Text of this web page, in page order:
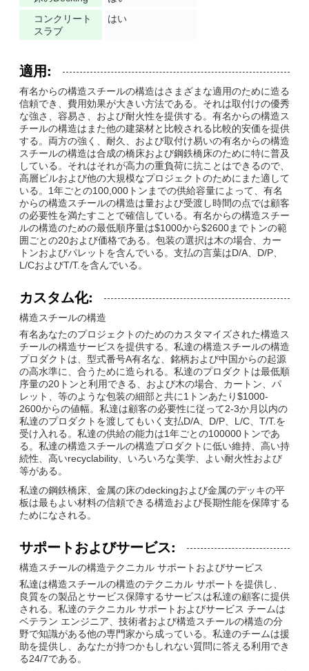
コンクリート
スラブ
はい
適用:
有名からの構造スチールの構造はさまざまな適用のために造る
信頼でき、費用効果が大きい方法である。それは取付けの優秀
な強さ、容易さ、および耐火性を提供する。有名からの構造ス
チールの構造はまた他の建築材と比較される比較的安価を提供
する。両方の強く、耐久、および取付け易いの有名からの構造
スチールの構造は合成の橋床および鋼鉄橋床のために特に普及
している。それはそれが高力の重負荷に抗ことはできるので、
高層ビルおよび他の大規模なプロジェクトのためにまた適して
いる。1年ごとの100,000トンまでの供給容量によって、有名
からの構造スチールの構造は量および受渡し時間の点では顧客
の必要性を満たすことで確信している。有名からの構造スチー
ルの構造のための最低順序量は$1000から$2600までトンの範
囲ごとの20および価格である。包装の選択は木の場合、カー
トンおよびパレットを含んでいる。支払の言葉はD/A、D/P、
L/CおよびT/T.を含んでいる。
カスタム化:
構造スチールの構造
有名あなたのプロジェクトのためのカスタマイズされた構造ス
チールの構造サービスを提供する。私達の構造スチールの構造
プロダクトは、型式番号A有名な、銘柄および中国からの起源
の高水準に、合うために造られる。私達のプロダクトは最低順
序量の20トンと利用できる、および木の場合、カートン、パ
レット、等のような包装の細部と共に1トンあたり$1000-
2600からの値幅。私達は顧客の必要性に従って2-3か月以内の
私達のプロダクトを渡してもいく支払D/A、D/P、L/C、T/T.を
受け入れる。私達の供給の能力は1年ごとの100000トンであ
る。私達の構造スチールの構造プロダクトに低い維持、高い持
続性、高いrecyclability、いろいろな美学、よい耐火性および
等がある。
私達の鋼鉄橋床、金属の床のdeckingおよび金属のデッキの平
板は最もよい材料の信頼できる構造および長期性能を保障する
ためになされる。
サポートおよびサービス:
構造スチールの構造テクニカル サポートおよびサービス
私達は構造スチールの構造のテクニカル サポートを提供し、
良質をの製品とサービス保障するサービスは私達の顧客に提供
される。私達のテクニカル サポートおよびサービス チームは
ベテラン エンジニア、技術者および構造スチールの構造の分
野で知識がある他の専門家から成っている。私達のチームは援
助を提供し、あなたが持つかもしれない質問に答える利用でき
る24/7である。